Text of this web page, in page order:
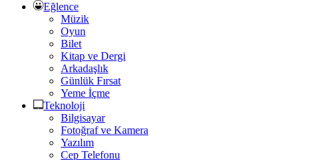
Eğlence
Müzik
Oyun
Bilet
Kitap ve Dergi
Arkadaşlık
Günlük Fırsat
Yeme İçme
Teknoloji
Bilgisayar
Fotoğraf ve Kamera
Yazılım
Cep Telefonu